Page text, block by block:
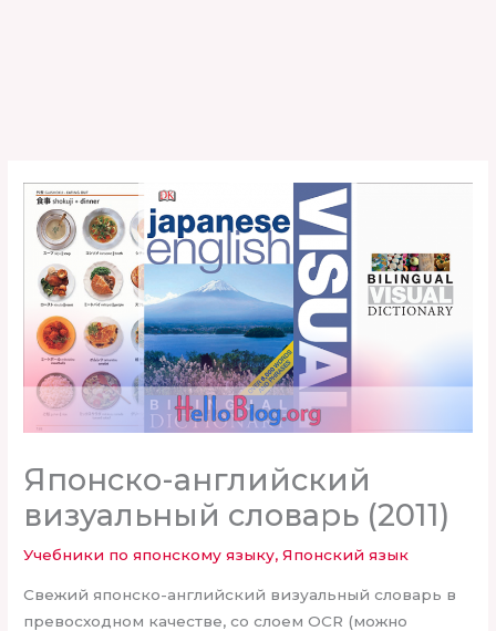
Японско-английский
визуальный словарь (2011)
Учебники по японскому языку,Японский язык
Свежий японско-английский визуальный словарь в
превосходном качестве, со слоем OCR (можно